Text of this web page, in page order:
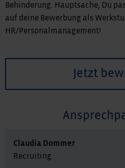
Behinderung. Hauptsache, Du
auf deine Bewerbung als
HR/Personalmanagement!
Jetzt
Claudia Dommer
Recruiting